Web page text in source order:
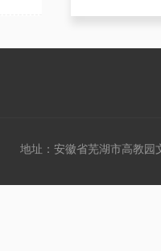
地址：安徽省芜湖市高教